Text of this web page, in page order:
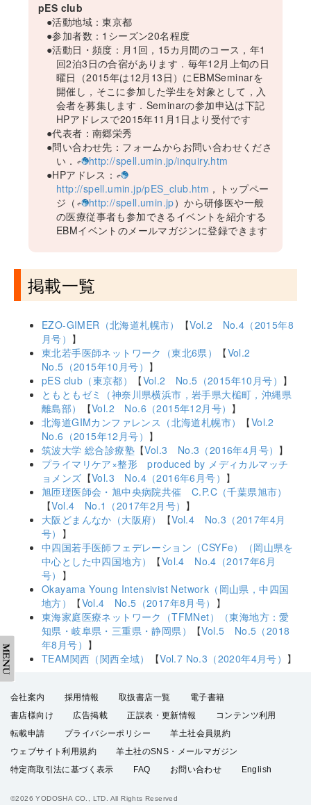
pES club
●活動地域：東京都
●参加者数：1シーズン20名程度
●活動日・頻度：月1回，15カ月間のコース，年1
回2泊3日の合宿があります．毎年12月上旬の日
曜日（2015年は12月13日）にEBMSeminarを
開催し，そこに参加した学生を対象として，入
会者を募集します．Seminarの参加申込は下記
HPアドレスで2015年11月1日より受付です
●代表者：南郷栄秀
●問い合わせ先：フォームからお問い合わせくださ
い．
http://spell.umin.jp/inquiry.htm
●HPアドレス：
http://spell.umin.jp/pES_club.htm ，トップペー
ジ（
http://spell.umin.jp）から研修医や一般
の医療従事者も参加できるイベントを紹介する
EBMイベントのメールマガジンに登録できます
掲載一覧
EZO-GIMER（北海道札幌市） 【Vol.2 No.4（2015年8
月号） 】
東北若手医師ネットワーク（東北6県）
【Vol.2
No.5（2015年10月号） 】
pES club（東京都）
【Vol.2 No.5（2015年10月号） 】
ともともゼミ（神奈川県横浜市，岩手県大槌町，沖縄県
離島部）
【Vol.2 No.6（2015年12月号） 】
北海道GIMカンファレンス（北海道札幌市）
【Vol.2
No.6（2015年12月号） 】
筑波大学 総合診療塾 【Vol.3 No.3（2016年4月号） 】
プライマリケア×整形 produced by メディカルマッチ
ョメンズ 【Vol.3 No.4（2016年6月号） 】
旭匝瑳医師会・旭中央病院共催 C.P.C（千葉県旭市）
【Vol.4 No.1（2017年2月号） 】
大阪どまんなか（大阪府）
【Vol.4 No.3（2017年4月
号） 】
中四国若手医師フェデレーション（CSYFe）（岡山県を
中心とした中四国地方）
【Vol.4 No.4（2017年6月
号） 】
Okayama Young Intensivist Network（岡山県，中四国
地方）
【Vol.4 No.5（2017年8月号） 】
東海家庭医療ネットワーク（TFMNet）（東海地方：愛
知県・岐阜県・三重県・静岡県）
【Vol.5 No.5（2018
年8月号） 】
TEAM関西（関西全域）
【Vol.7 No.3（2020年4月号） 】
会社案内 採用情報 取扱書店一覧
電子書籍
書店様向け
広告掲載 正誤表・更新情報
コンテンツ利用
転載申請
プライバシーポリシー
羊土社会員規約
ウェブサイト利用規約
羊土社のSNS・メールマガジン
特定商取引法に基づく表示
FAQ お問い合わせ English
©2026 YODOSHA CO., LTD. All Rights Reserved